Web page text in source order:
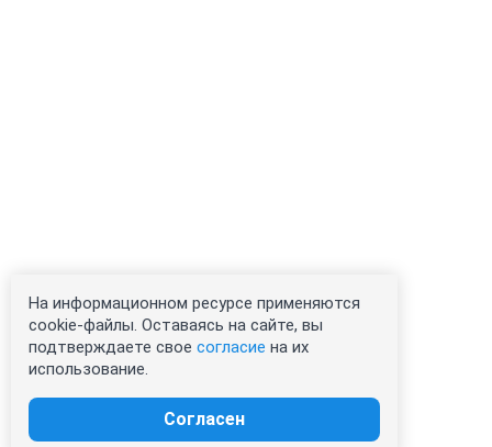
На информационном ресурсе применяются
cookie-файлы. Оставаясь на сайте, вы
подтверждаете свое согласие на их
использование.
Согласен